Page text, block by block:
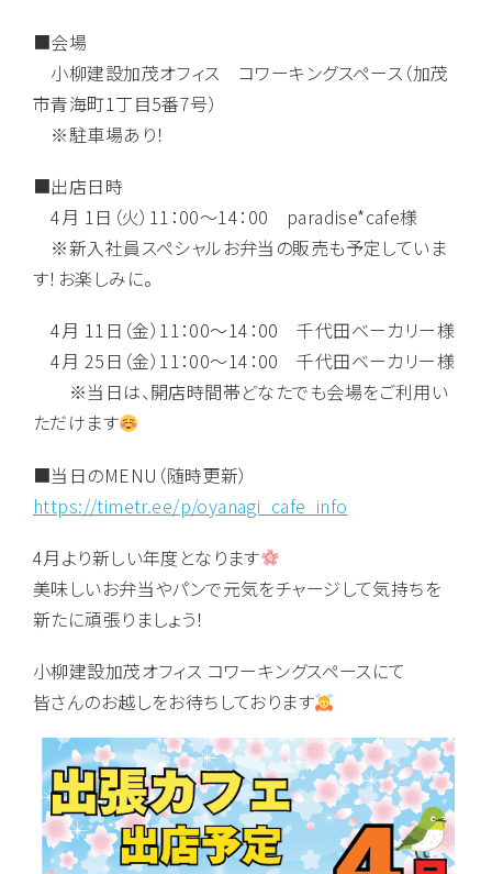
■会場
小柳建設加茂オフィス コワーキングスペース（加茂
市青海町1丁目5番7号）
※駐車場あり！
■出店日時
4月 1日（火）11：00～14：00 paradise*cafe様
※新入社員スペシャルお弁当の販売も予定していま
す！お楽しみに。
4月 11日（金）11：00～14：00 千代田ベーカリー様
4月 25日（金）11：00～14：00 千代田ベーカリー様
※当日は、開店時間帯どなたでも会場をご利用い
ただけます
■当日のMENU（随時更新）
https://timetr.ee/p/oyanagi_cafe_info
4月より新しい年度となります
美味しいお弁当やパンで元気をチャージして気持ちを
新たに頑張りましょう！
小柳建設加茂オフィス コワーキングスペースにて
皆さんのお越しをお待ちしております